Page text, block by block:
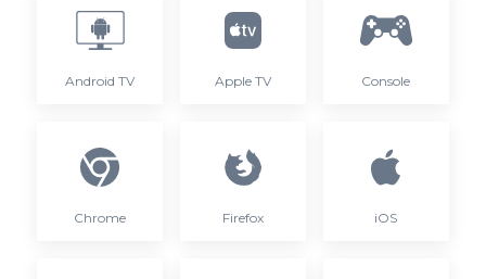
Android TV Apple TV Console
Chrome Firefox iOS